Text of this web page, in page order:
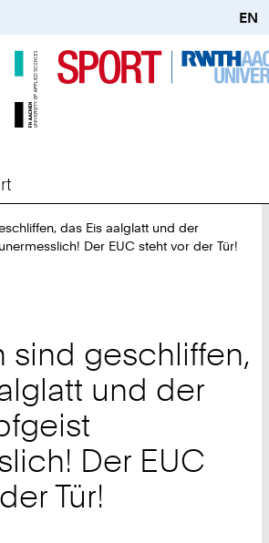
EN
das Eis aalglatt und der
Der EUC steht vor der Tür!
sind geschliffen,
und der
Der EUC
Tür!